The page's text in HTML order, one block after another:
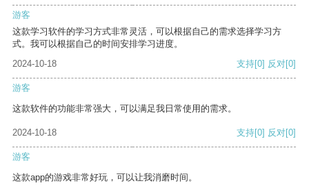
游客
这款学习软件的学习方式非常灵活，可以根据自己的需求选择学习方
式。我可以根据自己的时间安排学习进度。
2024-10-18
支持[0] 反对[0]
游客
这款软件的功能非常强大，可以满足我日常使用的需求。
2024-10-18 支持[0] 反对[0]
游客
这款app的游戏非常好玩，可以让我消磨时间。